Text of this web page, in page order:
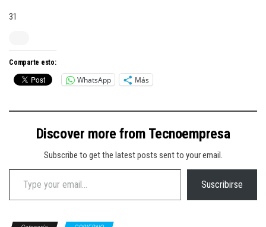
31
Comparte esto:
WhatsApp Más
Discover more from Tecnoempresa
Subscribe to get the latest posts sent to your email.
Type your email…
Suscribirse